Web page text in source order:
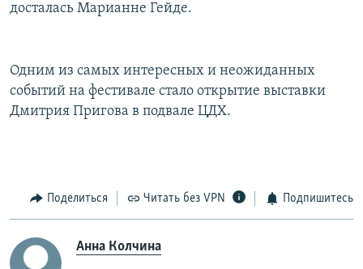
досталась Марианне Гейде.
Одним из самых интересных и неожиданных
событий на фестивале стало открытие выставки
Дмитрия Пригова в подвале ЦДХ.
Поделиться Читать без VPN Подпишитесь
Анна Колчина